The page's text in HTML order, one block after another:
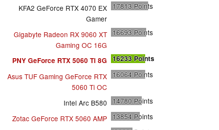
KFA2 GeForce RTX 4070 EX
Gamer
17813 Points
Gigabyte Radeon RX 9060 XT
Gaming OC 16G
16693 Points
PNY GeForce RTX 5060 Ti 8G 16233 Points
Asus TUF Gaming GeForce RTX
5060 Ti OC
16064 Points
Intel Arc B580 14780 Points
Zotac GeForce RTX 5060 AMP 13854 Points